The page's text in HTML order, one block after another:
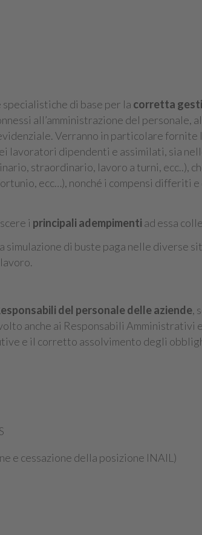
specialistiche di base per la corretta
all’amministrazione del personale,
Verranno in particolare fornite
lavoratori dipendenti e assimilati, sia
straordinario, lavoro a turni, ecc..),
ecc…), nonché i compensi differiti e
i principali adempimenti ad essa
simulazione di buste paga nelle diverse
del personale delle aziende,
anche ai Responsabili Amministrativi
e il corretto assolvimento degli
e cessazione della posizione INAIL)